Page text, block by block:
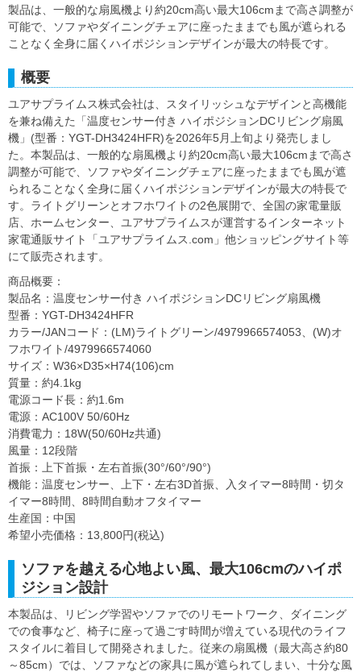
製品は、一般的な扇風機より約20cm高い最大106cmまで高さ調整が
可能で、ソファやダイニングチェアに座ったままでも風が遮られる
ことなく全身に届くハイポジションデザインが最大の特長です。
概要
ユアサプライムス株式会社は、スタイリッシュなデザインと高機能
を兼ね備えた「温度センサー付き ハイポジションDCリビング扇風
機」(型番：YGT-DH3424HFR)を2026年5月上旬より発売しまし
た。本製品は、一般的な扇風機より約20cm高い最大106cmまで高さ
調整が可能で、ソファやダイニングチェアに座ったままでも風が遮
られることなく全身に届くハイポジションデザインが最大の特長で
す。ライトグリーンとオフホワイトの2色展開で、全国の家電量販
店、ホームセンター、ユアサプライムスが運営するインターネット
家電通販サイト「ユアサプライムス.com」他ショッピングサイト等
にて販売されます。
商品概要：
製品名：温度センサー付き ハイポジションDCリビング扇風機
型番：YGT-DH3424HFR
カラー/JANコード：(LM)ライトグリーン/4979966574053、(W)オ
フホワイト/4979966574060
サイズ：W36×D35×H74(106)cm
質量：約4.1kg
電源コード長：約1.6m
電源：AC100V 50/60Hz
消費電力：18W(50/60Hz共通)
風量：12段階
首振：上下首振・左右首振(30°/60°/90°)
機能：温度センサー、上下・左右3D首振、入タイマー8時間・切タ
イマー8時間、8時間自動オフタイマー
生産国：中国
希望小売価格：13,800円(税込)
ソファを越える心地よい風、最大106cmのハイポ
ジション設計
本製品は、リビング学習やソファでのリモートワーク、ダイニング
での食事など、椅子に座って過ごす時間が増えている現代のライフ
スタイルに着目して開発されました。従来の扇風機（最大高さ約80
～85cm）では、ソファなどの家具に風が遮られてしまい、十分な風